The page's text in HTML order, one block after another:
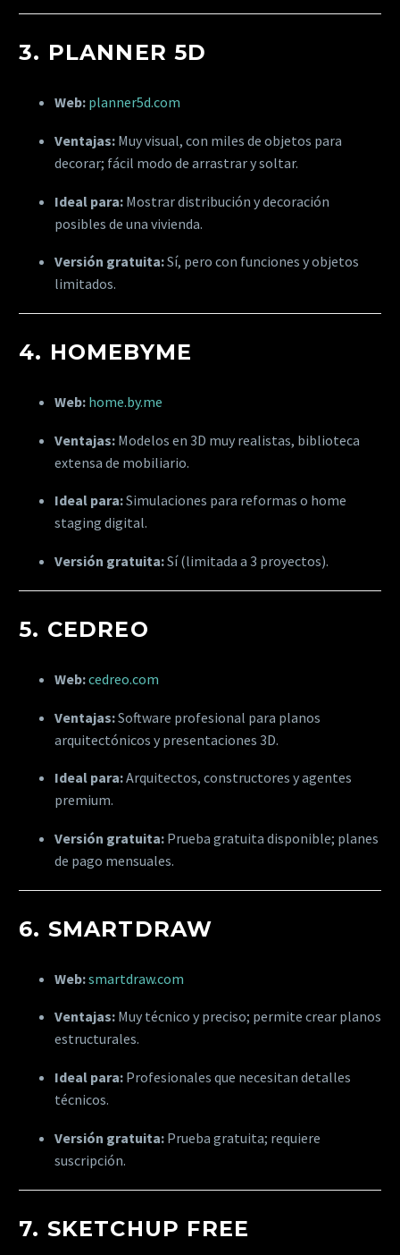
3. PLANNER 5D
Web: planner5d.com
Ventajas: Muy visual, con miles de objetos para
decorar; fácil modo de arrastrar y soltar.
Ideal para: Mostrar distribución y decoración
posibles de una vivienda.
Versión gratuita:Sí, pero con funciones y objetos
limitados.
4. HOMEBYME
Web: home.by.me
Ventajas: Modelos en 3D muy realistas, biblioteca
extensa de mobiliario.
Ideal para:Simulaciones para reformas o home
staging digital.
Versión gratuita:Sí (limitada a 3 proyectos).
5. CEDREO
Web:cedreo.com
Ventajas:Software profesional para planos
arquitectónicos y presentaciones 3D.
Ideal para:Arquitectos, constructores y agentes
premium.
Versión gratuita: Prueba gratuita disponible; planes
de pago mensuales.
6. SMARTDRAW
Web:smartdraw.com
Ventajas: Muy técnico y preciso; permite crear planos
estructurales.
Ideal para: Profesionales que necesitan detalles
técnicos.
Versión gratuita: Prueba gratuita; requiere
suscripción.
7. SKETCHUP FREE